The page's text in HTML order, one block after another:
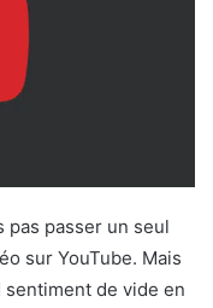
passer un seul
sur YouTube. Mais
sentiment de vide en